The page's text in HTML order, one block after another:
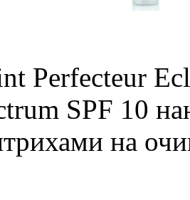
Perfecteur
SPF 10
на